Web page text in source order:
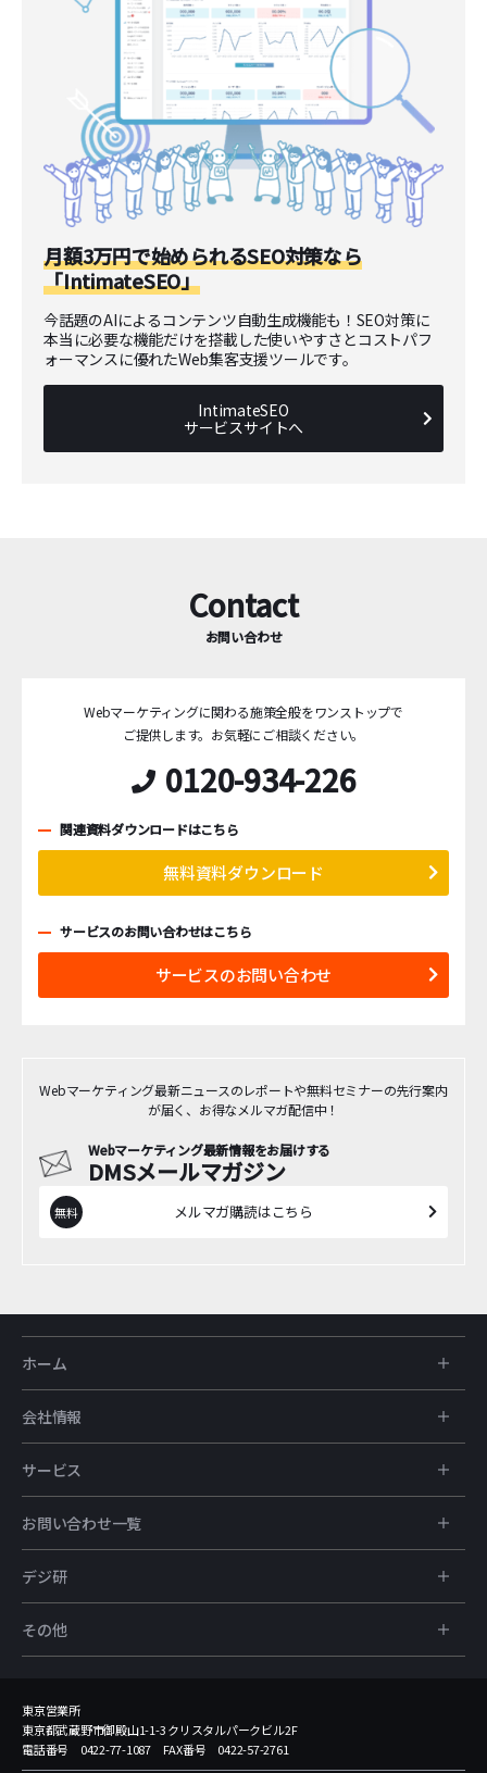
月額3万円で始められるSEO対策なら
「IntimateSEO」
今話題のAIによるコンテンツ自動生成機能も！SEO対策に
本当に必要な機能だけを搭載した使いやすさとコストパフ
ォーマンスに優れたWeb集客支援ツールです。
IntimateSEO
サービスサイトへ
Contact
お問い合わせ
Webマーケティングに関わる施策全般をワンストップで
ご提供します。 お気軽にご相談ください。
0120-934-226
関連資料ダウンロードはこちら
無料資料ダウンロード
サービスのお問い合わせはこちら
サービスのお問い合わせ
Webマーケティング最新ニュースのレポートや無料セミナーの先行案内
が届く、お得なメルマガ配信中！
Webマーケティング最新情報をお届けする
DMSメールマガジン
メルマガ購読はこちら
ホーム
会社情報
サービス
お問い合わせ一覧
デジ研
その他
東京営業所
東京都武蔵野市御殿山1-1-3 クリスタルパークビル2F
電話番号 0422-77-1087 FAX番号 0422-57-2761